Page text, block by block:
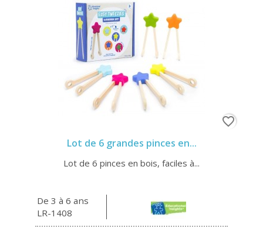
Lot de 6 grandes pinces en...
Lot de 6 pinces en bois, faciles à...
De 3 à 6 ans
LR-1408
favorite_border